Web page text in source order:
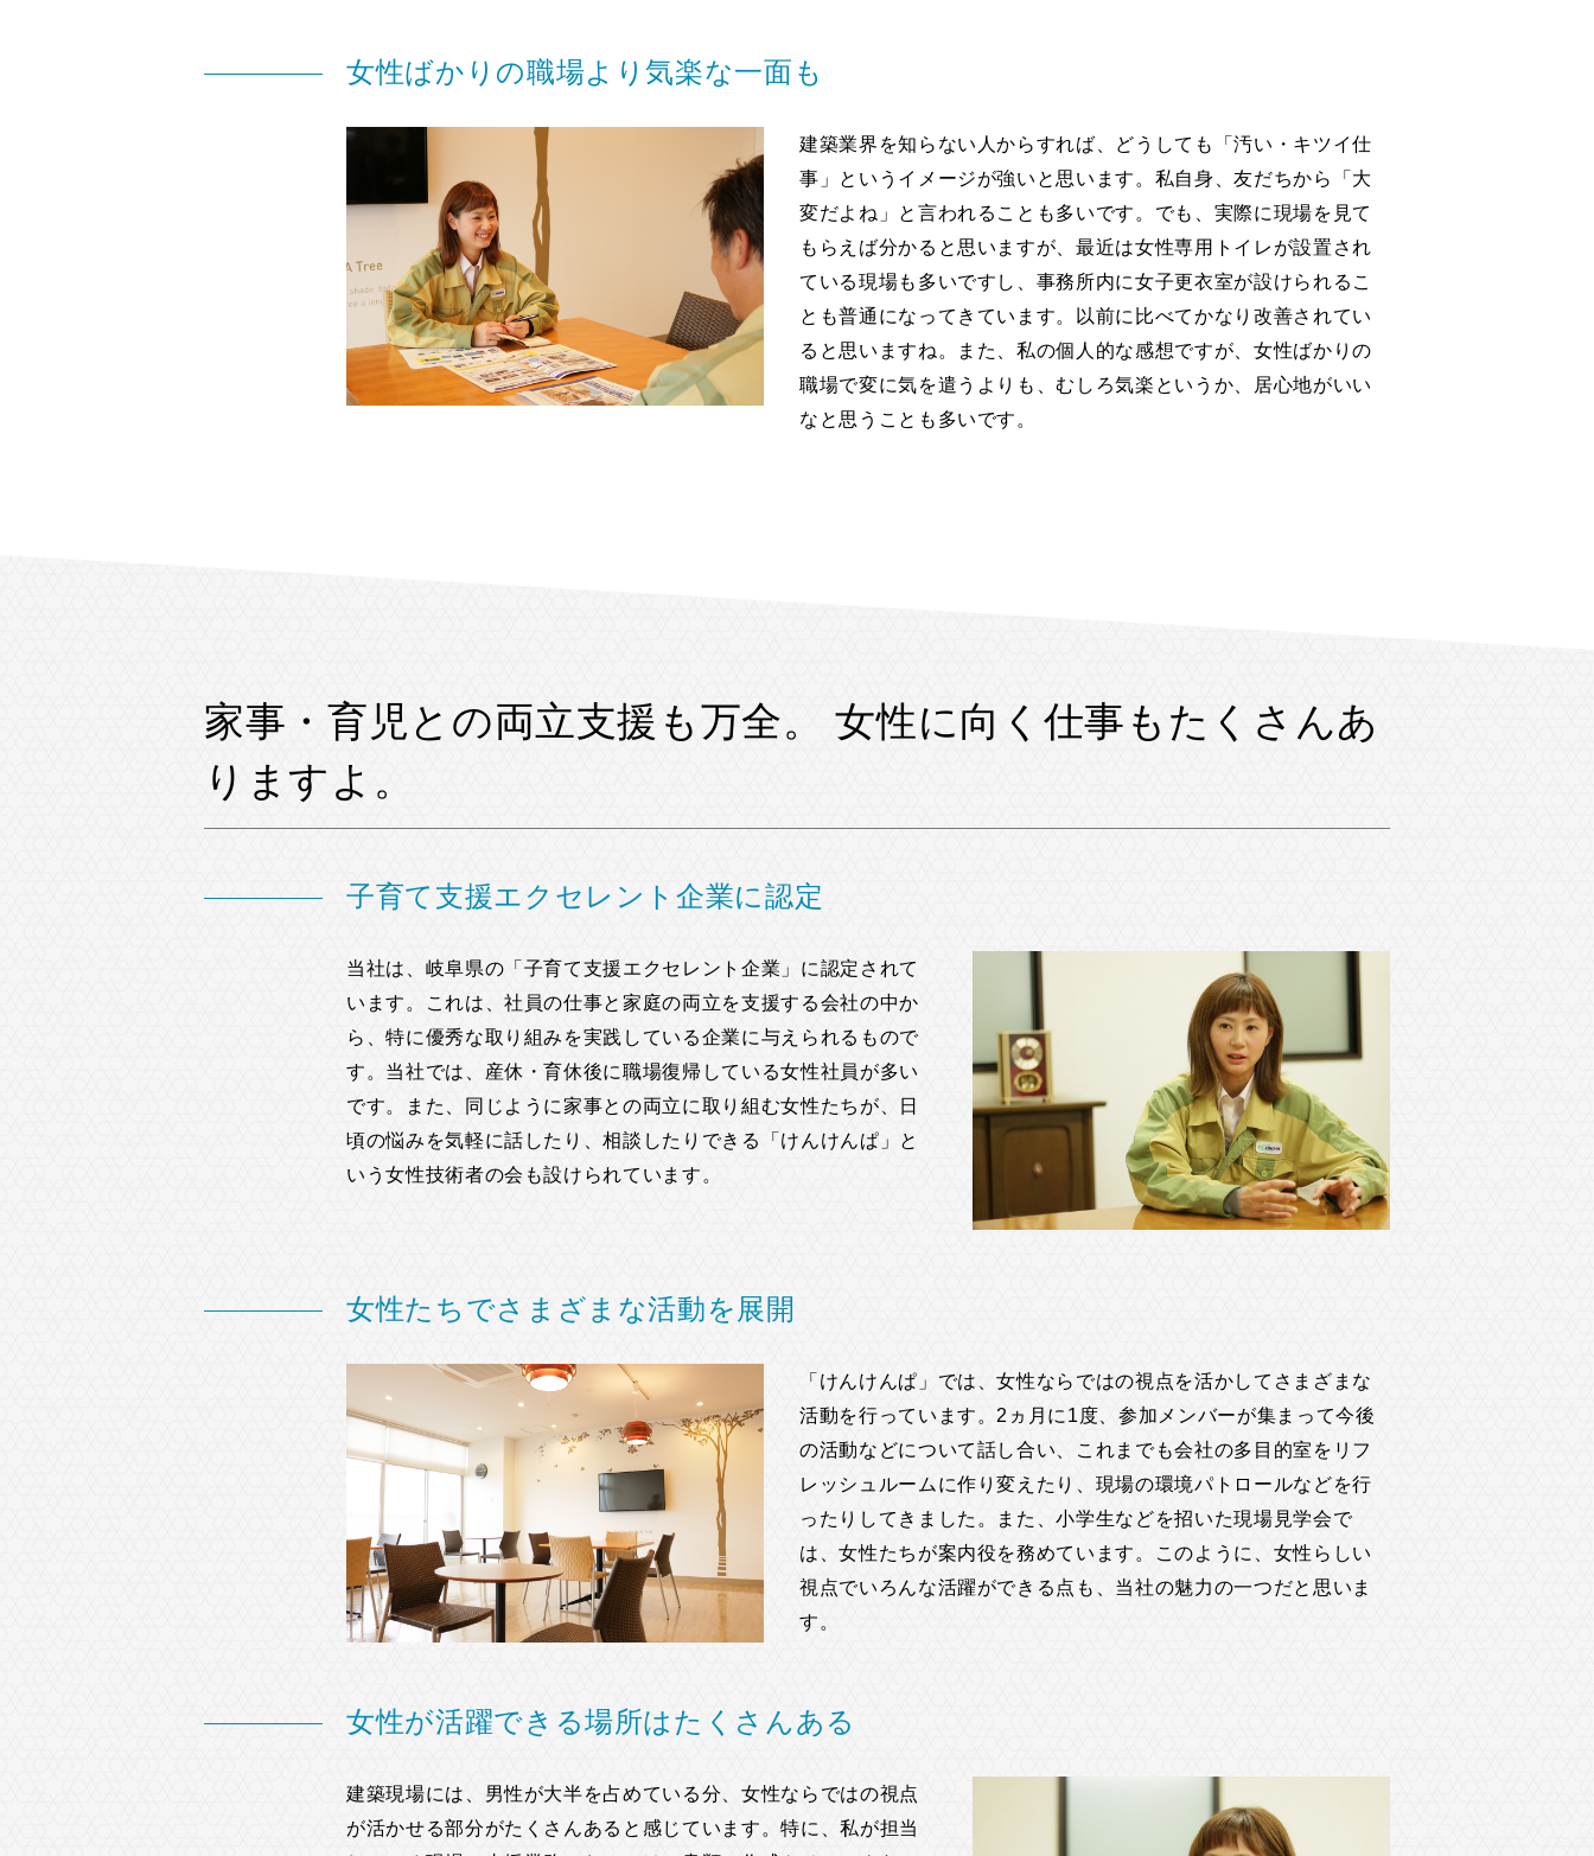
女性ばかりの職場より気楽な一面も
建築業界を知らない人からすれば、どうしても「汚い・キツイ仕
事」というイメージが強いと思います。私自身、友だちから「大
変だよね」と言われることも多いです。でも、実際に現場を見て
もらえば分かると思いますが、最近は女性専用トイレが設置され
ている現場も多いですし、事務所内に女子更衣室が設けられるこ
とも普通になってきています。以前に比べてかなり改善されてい
ると思いますね。また、私の個人的な感想ですが、女性ばかりの
職場で変に気を遣うよりも、むしろ気楽というか、居心地がいい
なと思うことも多いです。
家事・育児との両立支援も万全。 女性に向く仕事もたくさんあ
りますよ。
子育て支援エクセレント企業に認定
当社は、岐阜県の「子育て支援エクセレント企業」に認定されて
います。これは、社員の仕事と家庭の両立を支援する会社の中か
ら、特に優秀な取り組みを実践している企業に与えられるもので
す。当社では、産休・育休後に職場復帰している女性社員が多い
です。また、同じように家事との両立に取り組む女性たちが、日
頃の悩みを気軽に話したり、相談したりできる「けんけんぱ」と
いう女性技術者の会も設けられています。
女性たちでさまざまな活動を展開
「けんけんぱ」では、女性ならではの視点を活かしてさまざまな
活動を行っています。2ヵ月に1度、参加メンバーが集まって今後
の活動などについて話し合い、これまでも会社の多目的室をリフ
レッシュルームに作り変えたり、現場の環境パトロールなどを行
ったりしてきました。また、小学生などを招いた現場見学会で
は、女性たちが案内役を務めています。このように、女性らしい
視点でいろんな活躍ができる点も、当社の魅力の一つだと思いま
す。
女性が活躍できる場所はたくさんある
建築現場には、男性が大半を占めている分、女性ならではの視点
が活かせる部分がたくさんあると感じています。特に、私が担当